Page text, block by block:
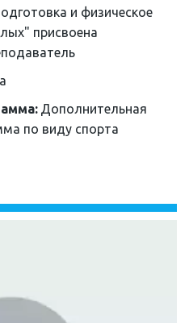
и физическое
присвоена
Дополнительная
по виду спорта